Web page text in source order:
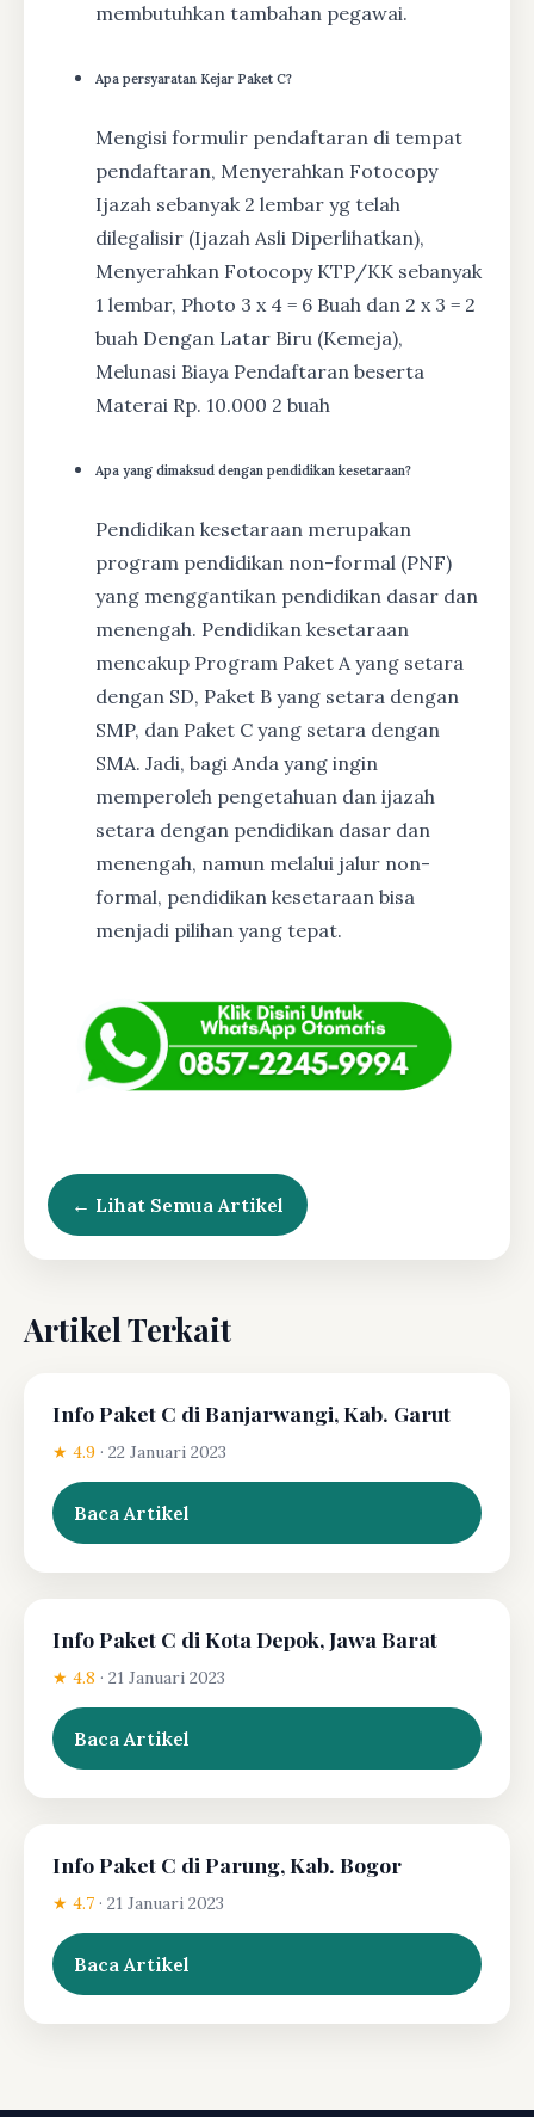
membutuhkan tambahan pegawai.
Apa persyaratan Kejar Paket C?
Mengisi formulir pendaftaran di tempat
pendaftaran, Menyerahkan Fotocopy
Ijazah sebanyak 2 lembar yg telah
dilegalisir (Ijazah Asli Diperlihatkan),
Menyerahkan Fotocopy KTP/KK sebanyak
1 lembar, Photo 3 x 4 = 6 Buah dan 2 x 3 = 2
buah Dengan Latar Biru (Kemeja),
Melunasi Biaya Pendaftaran beserta
Materai Rp. 10.000 2 buah
Apa yang dimaksud dengan pendidikan kesetaraan?
Pendidikan kesetaraan merupakan
program pendidikan non-formal (PNF)
yang menggantikan pendidikan dasar dan
menengah. Pendidikan kesetaraan
mencakup Program Paket A yang setara
dengan SD, Paket B yang setara dengan
SMP, dan Paket C yang setara dengan
SMA. Jadi, bagi Anda yang ingin
memperoleh pengetahuan dan ijazah
setara dengan pendidikan dasar dan
menengah, namun melalui jalur non-
formal, pendidikan kesetaraan bisa
menjadi pilihan yang tepat.
← Lihat Semua Artikel
Artikel Terkait
Info Paket C di Banjarwangi, Kab. Garut
★ 4.9 · 22 Januari 2023
Baca Artikel
Info Paket C di Kota Depok, Jawa Barat
★ 4.8 · 21 Januari 2023
Baca Artikel
Info Paket C di Parung, Kab. Bogor
★ 4.7 · 21 Januari 2023
Baca Artikel